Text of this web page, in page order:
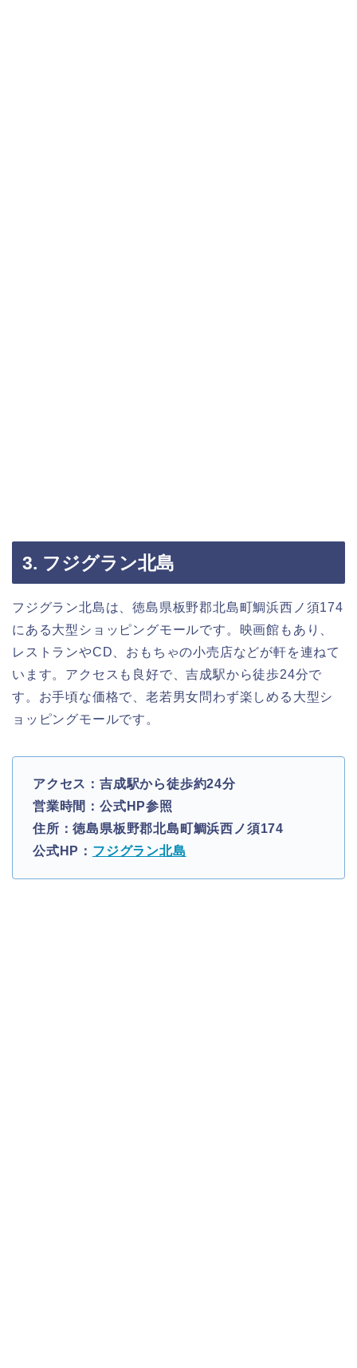
3. フジグラン北島
フジグラン北島は、徳島県板野郡北島町鯛浜西ノ須174
にある大型ショッピングモールです。映画館もあり、
レストランやCD、おもちゃの小売店などが軒を連ねて
います。アクセスも良好で、吉成駅から徒歩24分で
す。お手頃な価格で、老若男女問わず楽しめる大型シ
ョッピングモールです。
アクセス：吉成駅から徒歩約24分
営業時間：公式HP参照
住所：徳島県板野郡北島町鯛浜西ノ須174
公式HP： フジグラン北島